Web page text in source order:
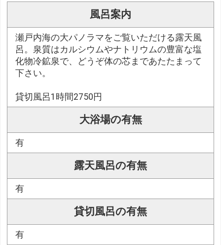
風呂案内
瀬戸内海の大パノラマをご覧いただける露天風
呂。泉質はカルシウムやナトリウムの豊富な塩
化物冷鉱泉で、どうぞ体の芯まであたたまって
下さい。
貸切風呂1時間2750円
大浴場の有無
有
露天風呂の有無
有
貸切風呂の有無
有